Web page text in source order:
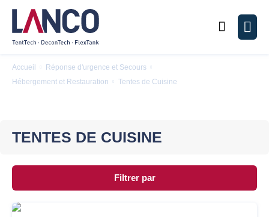
Chercher
Accueil
Réponse d'urgence et Secours
Hébergement et Restauration
Tentes de Cuisine
TENTES DE CUISINE
Filtrer par